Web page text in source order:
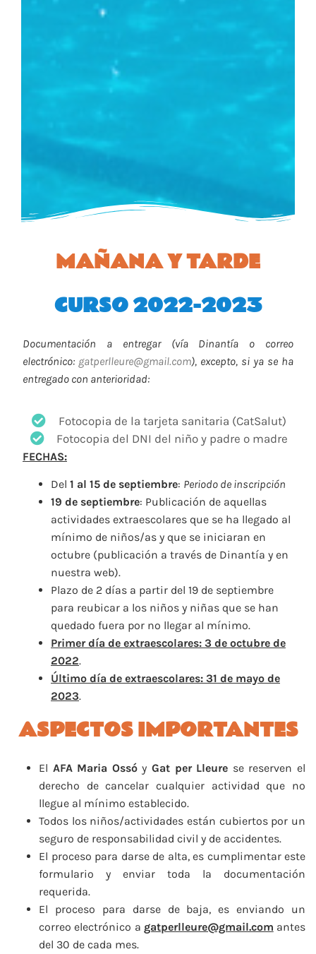
MAÑANA Y TARDE
CURSO 2022-2023
Documentación a entregar (vía Dinantía o correo
electrónico: gatperlleure@gmail.com), excepto, si ya se ha
entregado con anterioridad:
Fotocopia de la tarjeta sanitaria (CatSalut)
Fotocopia del DNI del niño y padre o madre
FECHAS:
Del 1 al 15 de septiembre: Periodo de inscripción
19 de septiembre: Publicación de aquellas
actividades extraescolares que se ha llegado al
mínimo de niños/as y que se iniciaran en
octubre (publicación a través de Dinantía y en
nuestra web).
Plazo de 2 días a partir del 19 de septiembre
para reubicar a los niños y niñas que se han
quedado fuera por no llegar al mínimo.
Primer día de extraescolares: 3 de octubre de
2022.
Último día de extraescolares: 31 de mayo de
2023.
ASPECTOS IMPORTANTES
El AFA Maria OssóyGat per Lleure se reserven el
derecho de cancelar cualquier actividad que no
llegue al mínimo establecido.
Todos los niños/actividades están cubiertos por un
seguro de responsabilidad civil y de accidentes.
El proceso para darse de alta, es cumplimentar este
formulario y enviar toda la documentación
requerida.
El proceso para darse de baja, es enviando un
correo electrónico a gatperlleure@gmail.com antes
del 30 de cada mes.